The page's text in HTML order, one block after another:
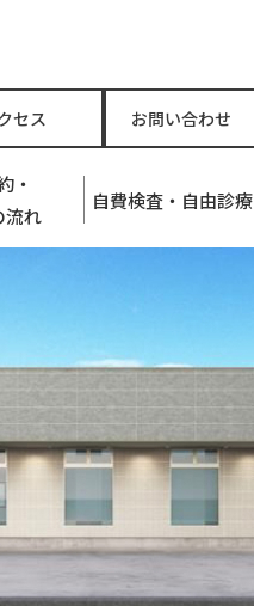
セス お問い合わせ
・
流れ
自費検査・自由診療